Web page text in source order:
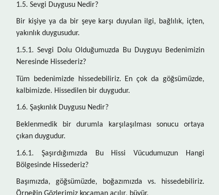
1.5. Sevgi Duygusu Nedir?
Bir kişiye ya da bir şeye karşı duyulan ilgi, bağlılık, içten,
yakınlık duygusudur.
1.5.1. Sevgi Dolu Olduğumuzda Bu Duyguyu Bedenimizin
Neresinde Hissederiz?
Tüm bedenimizde hissedebiliriz. En çok da göğsümüzde,
kalbimizde. Hissedilen bir duygudur.
1.6. Şaşkınlık Duygusu Nedir?
Beklenmedik bir durumla karşılaşılması sonucu ortaya
çıkan duygudur.
1.6.1. Şaşırdığımızda Bu Hissi Vücudumuzun Hangi
Bölgesinde Hissederiz?
Başımızda, göğsümüzde, boğazımızda vs. hissedebiliriz.